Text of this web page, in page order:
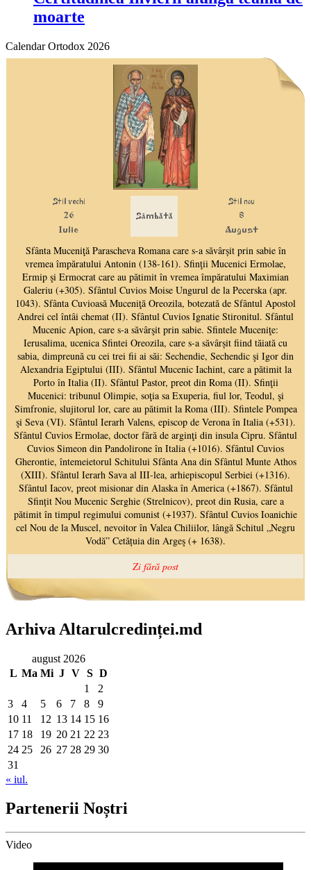
moarte
Calendar Ortodox 2026
Arhiva Altarulcredinței.md
august 2026
L Ma Mi J V S D
1
2
3
4 5 6 7 8
9
10 11 12 13 14 15 16
17 18 19 20 21 22 23
24 25 26 27 28 29 30
31
« iul.
Partenerii Noștri
Video